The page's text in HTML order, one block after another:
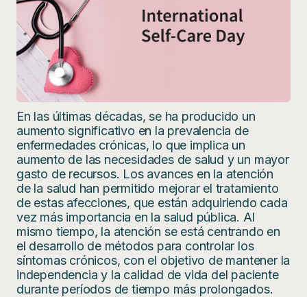
En las últimas décadas, se ha producido un
aumento significativo en la prevalencia de
enfermedades crónicas, lo que implica un
aumento de las necesidades de salud y un mayor
gasto de recursos. Los avances en la atención
de la salud han permitido mejorar el tratamiento
de estas afecciones, que están adquiriendo cada
vez más importancia en la salud pública. Al
mismo tiempo, la atención se está centrando en
el desarrollo de métodos para controlar los
síntomas crónicos, con el objetivo de mantener la
independencia y la calidad de vida del paciente
durante períodos de tiempo más prolongados.